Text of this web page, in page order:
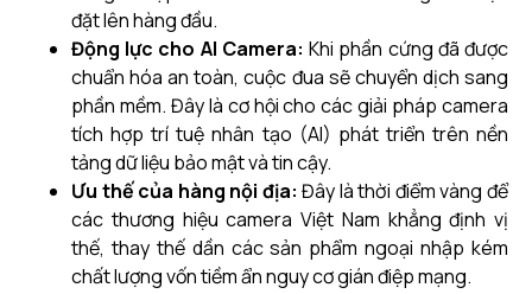
đặt lên hàng đầu.
Động lực cho AI Camera: Khi phần cứng đã được
chuẩn hóa an toàn, cuộc đua sẽ chuyển dịch sang
phần mềm. Đây là cơ hội cho các giải pháp camera
tích hợp trí tuệ nhân tạo (AI) phát triển trên nền
tảng dữ liệu bảo mật và tin cậy.
Ưu thế của hàng nội địa: Đây là thời điểm vàng để
các thương hiệu camera Việt Nam khẳng định vị
thế, thay thế dần các sản phẩm ngoại nhập kém
chất lượng vốn tiềm ẩn nguy cơ gián điệp mạng.